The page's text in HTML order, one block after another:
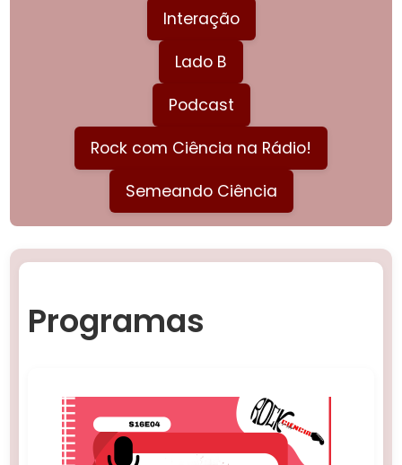
Interação
Lado B
Podcast
Rock com Ciência na Rádio!
Semeando Ciência
Programas